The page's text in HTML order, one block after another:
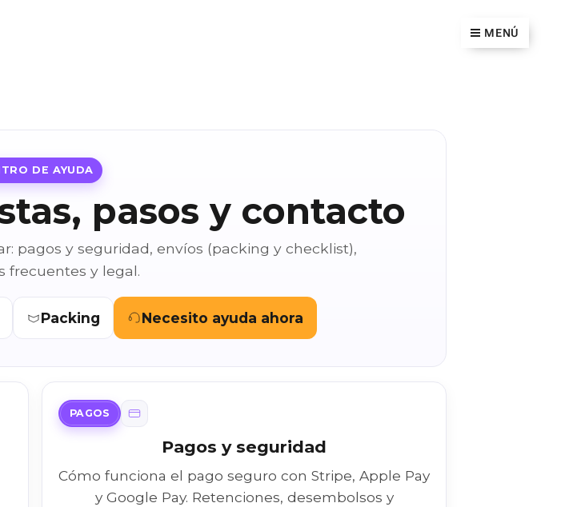
MENÚ
DE AYUDA
pasos y contacto
pagos y seguridad, envíos (packing y checklist),
frecuentes y legal.
Packing Necesito ayuda ahora
PAGOS
Pagos y seguridad
Cómo funciona el pago seguro con Stripe, Apple Pay
y Google Pay. Retenciones, desembolsos y